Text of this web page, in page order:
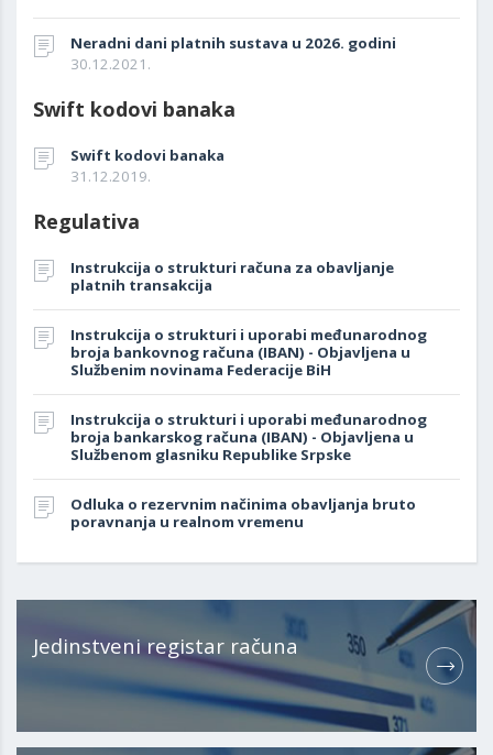
Neradni dani platnih sustava u 2026. godini
30.12.2021.
Swift kodovi banaka
Swift kodovi banaka
31.12.2019.
Regulativa
Instrukcija o strukturi računa za obavljanje
platnih transakcija
Instrukcija o strukturi i uporabi međunarodnog
broja bankovnog računa (IBAN) - Objavljena u
Službenim novinama Federacije BiH
Instrukcija o strukturi i uporabi međunarodnog
broja bankarskog računa (IBAN) - Objavljena u
Službenom glasniku Republike Srpske
Odluka o rezervnim načinima obavljanja bruto
poravnanja u realnom vremenu
Jedinstveni registar računa